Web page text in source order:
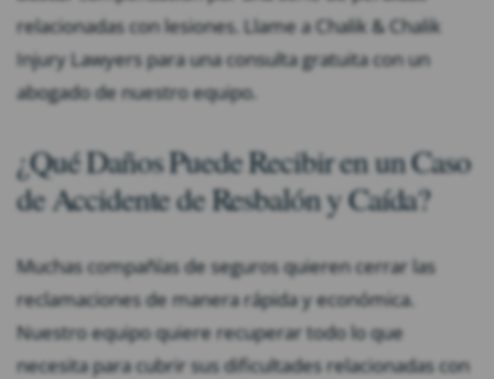
relacionadas con lesiones. Llame a Chalik & Chalik
Injury Lawyers para una consulta gratuita con un
abogado de nuestro equipo.
¿Qué Daños Puede Recibir en un Caso
de Accidente de Resbalón y Caída?
Muchas compañías de seguros quieren cerrar las
reclamaciones de manera rápida y económica.
Nuestro equipo quiere recuperar todo lo que
necesita para cubrir sus dificultades relacionadas con